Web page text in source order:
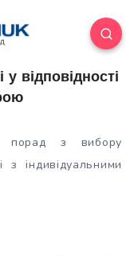
відповідності
порад з вибору
з індивідуальними